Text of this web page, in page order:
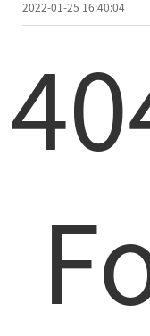
2022-01-25 16:40:04